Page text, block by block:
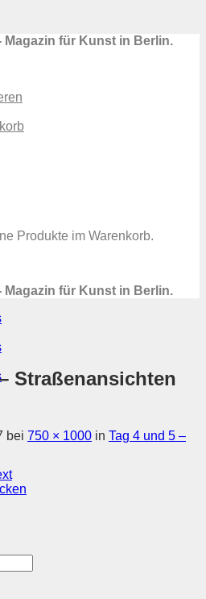
Magazin für Kunst in Berlin.
Produkte im Warenkorb.
Magazin für Kunst in Berlin.
Straßenansichten
bei 750 × 1000 in Tag 4 und 5 –